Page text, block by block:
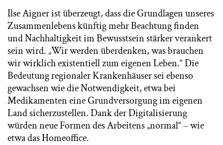
Ilse Aigner ist überzeugt, dass die Grundlagen unseres
Zusammenlebens künftig mehr Beachtung finden
und Nachhaltigkeit im Bewusstsein stärker verankert
sein wird. „Wir werden überdenken, was brauchen
wir wirklich existentiell zum eigenen Leben.“ Die
Bedeutung regionaler Krankenhäuser sei ebenso
gewachsen wie die Notwendigkeit, etwa bei
Medikamenten eine Grundversorgung im eigenen
Land sicherzustellen. Dank der Digitalisierung
würden neue Formen des Arbeitens „normal“ – wie
etwa das Homeoffice.